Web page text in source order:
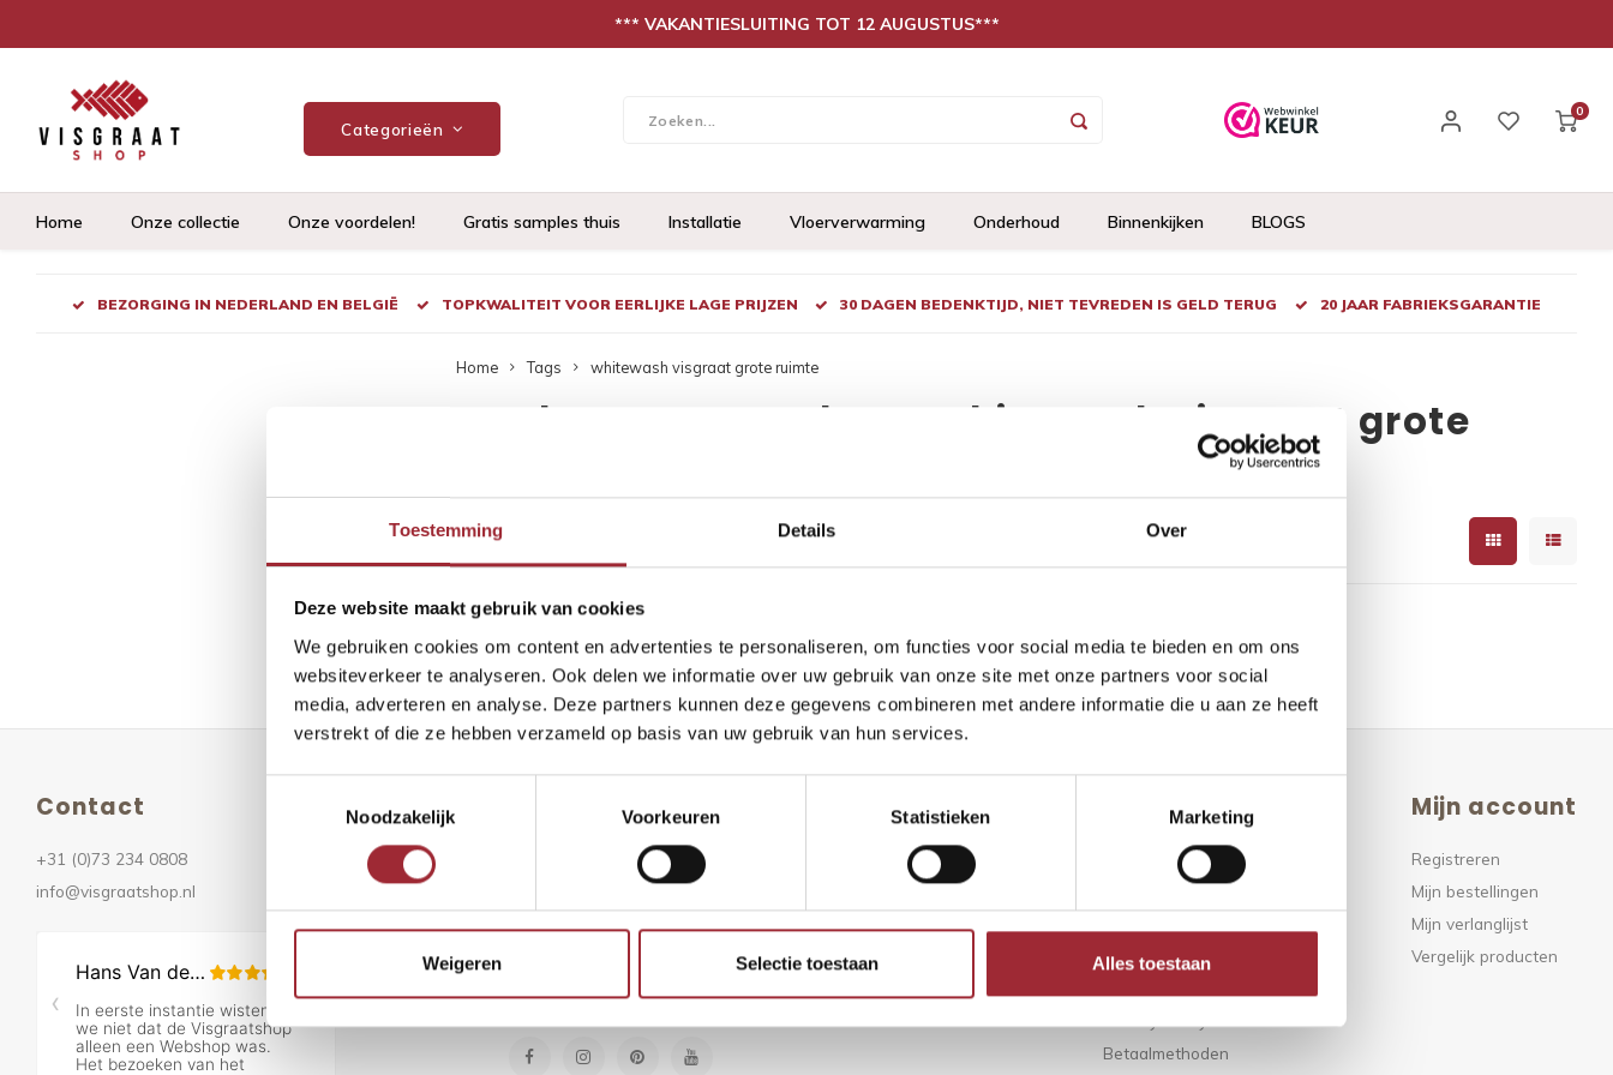
Toestemming Details Over
Deze website maakt gebruik van cookies
We gebruiken cookies om content en advertenties te personaliseren, om functies voor social media te bieden en om ons
websiteverkeer te analyseren. Ook delen we informatie over uw gebruik van onze site met onze partners voor social
media, adverteren en analyse. Deze partners kunnen deze gegevens combineren met andere informatie die u aan ze heeft
verstrekt of die ze hebben verzameld op basis van uw gebruik van hun services.
Noodzakelijk
Voorkeuren Statistieken Marketing
Weigeren Selectie toestaan Alles toestaan
*** VAKANTIESLUITING TOT 12 AUGUSTUS***
Categorieën
0
Home Onze collectie Onze voordelen! Gratis samples thuis Installatie Vloerverwarming Onderhoud Binnenkijken BLOGS
BEZORGING IN NEDERLAND EN BELGIË TOPKWALITEIT VOOR EERLIJKE LAGE PRIJZEN 30 DAGEN BEDENKTIJD, NIET TEVREDEN IS GELD TERUG 20 JAAR FABRIEKSGARANTIE
Home Tags whitewash visgraat grote ruimte
Producten getagd met whitewash visgraat grote
Meest bekeken
Geen producten gevonden!...
Contact
+31 (0)73 234 0808
info@visgraatshop.nl
Nieuwsbrief
Ontvang de laatste updates, nieuws en aanbiedingen via email
Abonneer
Volg ons
Klantenservice
Klantenservice
Algemene voorwaarden
Betaalmethoden
Mijn account
Registreren
Mijn bestellingen
Mijn verlanglijst
Vergelijk producten